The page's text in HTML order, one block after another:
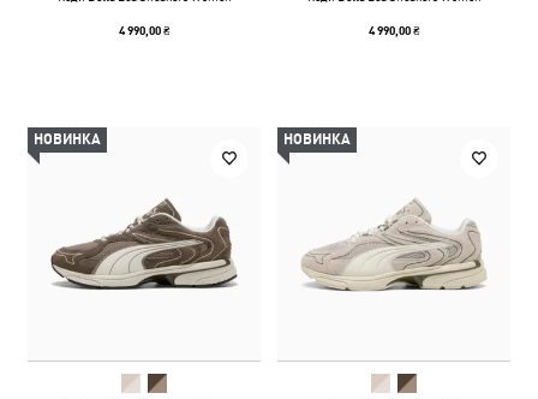
4 990,00 ₴ 4 990,00 ₴
НОВИНКА НОВИНКА